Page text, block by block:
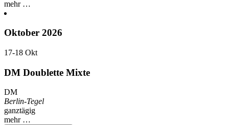
mehr …
Oktober 2026
17-18 Okt
DM Doublette Mixte
DM
Berlin-Tegel
ganztägig
mehr …